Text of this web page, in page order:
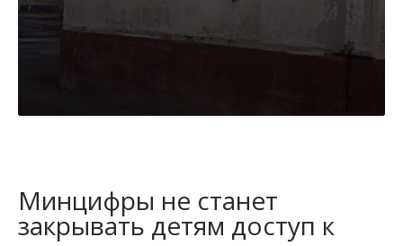
Минцифры не станет
закрывать детям доступ к